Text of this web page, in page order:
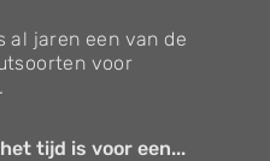
al jaren een van de
voor
tijd is voor een...